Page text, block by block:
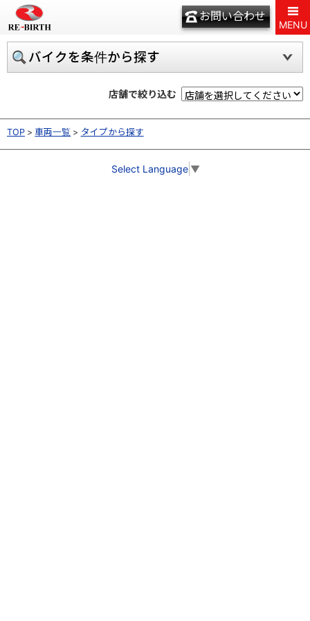
お問い合わせ
MENU
バイクを条件から探す
店舗で絞り込む
TOP 車両一覧 タイプから探す
Select Language ▼